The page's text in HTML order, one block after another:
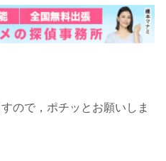
ので，ポチッとお願いしま